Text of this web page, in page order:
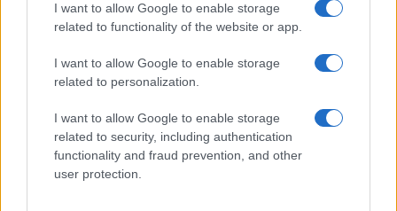
I want to allow Google to enable storage
related to functionality of the website or app.
I want to allow Google to enable storage
related to personalization.
I want to allow Google to enable storage
related to security, including authentication
functionality and fraud prevention, and other
user protection.